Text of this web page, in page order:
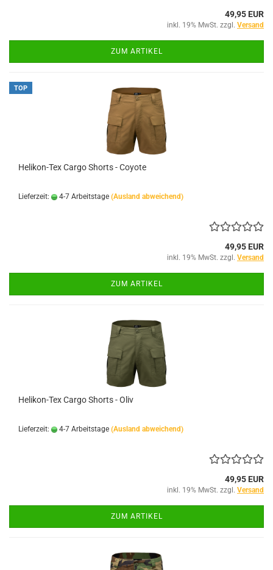
49,95 EUR
inkl. 19% MwSt. zzgl. Versand
ZUM ARTIKEL
TOP
Helikon-Tex Cargo Shorts - Coyote
Lieferzeit: 4-7 Arbeitstage (Ausland abweichend)
49,95 EUR
inkl. 19% MwSt. zzgl. Versand
ZUM ARTIKEL
Helikon-Tex Cargo Shorts - Oliv
Lieferzeit: 4-7 Arbeitstage (Ausland abweichend)
49,95 EUR
inkl. 19% MwSt. zzgl. Versand
ZUM ARTIKEL